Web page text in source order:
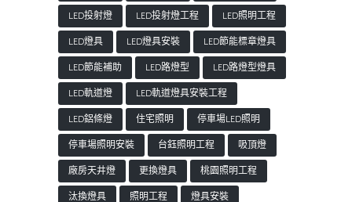
LED投射燈
LED投射燈工程
LED照明工程
LED燈具
LED燈具安裝
LED節能標章燈具
LED節能補助
LED路燈型
LED路燈型燈具
LED軌道燈
LED軌道燈具安裝工程
LED鋁條燈
住宅照明
停車場LED照明
停車場照明安裝
台鈺照明工程
吸頂燈
廠房天井燈
更換燈具
桃園照明工程
汰換燈具
照明工程
燈具安裝